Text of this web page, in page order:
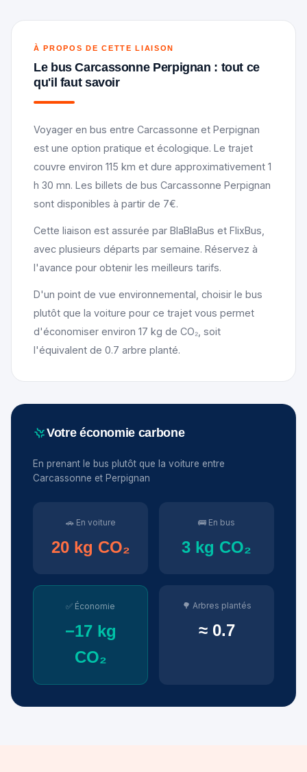
À PROPOS DE CETTE LIAISON
Le bus Carcassonne Perpignan : tout ce
qu'il faut savoir
Voyager en bus entre Carcassonne et Perpignan
est une option pratique et écologique. Le trajet
couvre environ 115 km et dure approximativement 1
h 30 mn. Les billets de bus Carcassonne Perpignan
sont disponibles à partir de 7€.
Cette liaison est assurée par BlaBlaBus et FlixBus,
avec plusieurs départs par semaine. Réservez à
l'avance pour obtenir les meilleurs tarifs.
D'un point de vue environnemental, choisir le bus
plutôt que la voiture pour ce trajet vous permet
d'économiser environ 17 kg de CO₂, soit
l'équivalent de 0.7 arbre planté.
Votre économie carbone
En prenant le bus plutôt que la voiture entre
Carcassonne et Perpignan
🚗 En voiture
20 kg CO₂
🚌 En bus
3 kg CO₂
✅ Économie
−17 kg
CO₂
🌳 Arbres plantés
≈ 0.7